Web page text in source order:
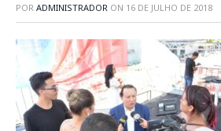
POR ADMINISTRADOR ON 16 DE JULHO DE 2018